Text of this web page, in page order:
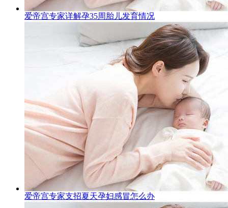
爱帝宫专家详解孕35周胎儿发育情况
爱帝宫专家支招夏天孕妇感冒怎么办